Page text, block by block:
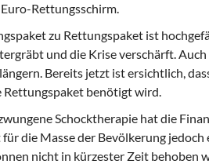
Rettungsschirm.
zu Rettungspaket ist
und die Krise verschärft.
Bereits jetzt ist ersichtlich,
Rettungspaket benötigt wird.
Schocktherapie hat die
die Masse der Bevölkerung
nicht in kürzester Zeit behoben